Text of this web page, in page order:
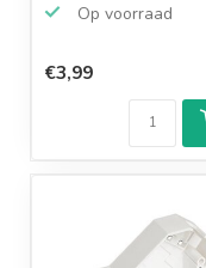
Op voorraad
€3,99